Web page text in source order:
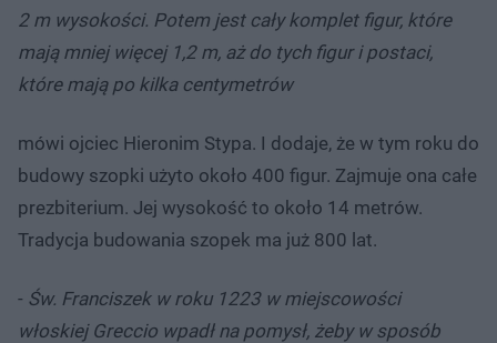
2 m wysokości. Potem jest cały komplet figur, które
mają mniej więcej 1,2 m, aż do tych figur i postaci,
które mają po kilka centymetrów
mówi ojciec Hieronim Stypa. I dodaje, że w tym roku do
budowy szopki użyto około 400 figur. Zajmuje ona całe
prezbiterium. Jej wysokość to około 14 metrów.
Tradycja budowania szopek ma już 800 lat.
- Św. Franciszek w roku 1223 w miejscowości
włoskiej Greccio wpadł na pomysł, żeby w sposób